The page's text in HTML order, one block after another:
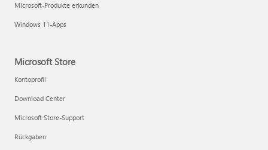
Microsoft-Produkte erkunden
Windows 11-Apps
Microsoft Store
Kontoprofil
Download Center
Microsoft Store-Support
Rückgaben